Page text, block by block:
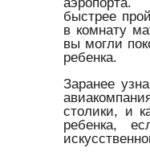
быстрее
в комнату
вы могли
ребенка.
Заранее
столики, и
ребенка,